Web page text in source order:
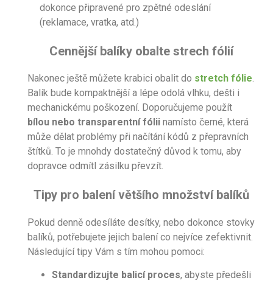
dokonce připravené pro zpětné odeslání
(reklamace, vratka, atd.)
Cennější balíky obalte strech fólií
Nakonec ještě můžete krabici obalit do stretch fólie.
Balík bude kompaktnější a lépe odolá vlhku, dešti i
mechanickému poškození. Doporučujeme použít
bílou nebo transparentní fólii namísto černé, která
může dělat problémy při načítání kódů z přepravních
štítků. To je mnohdy dostatečný důvod k tomu, aby
dopravce odmítl zásilku převzít.
Tipy pro balení většího množství balíků
Pokud denně odesíláte desítky, nebo dokonce stovky
balíků, potřebujete jejich balení co nejvíce zefektivnit.
Následující tipy Vám s tím mohou pomoci:
Standardizujte balicí proces, abyste předešli